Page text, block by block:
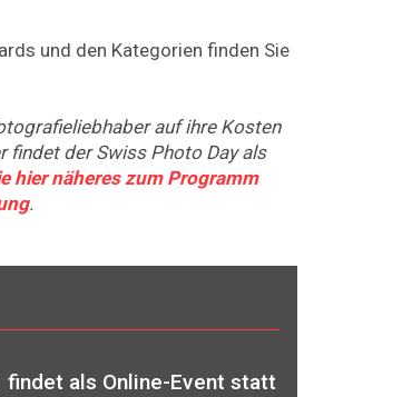
und den Kategorien finden Sie
auf ihre Kosten
findet der Swiss Photo Day als
hier näheres zum Programm
.
findet als Online-Event statt